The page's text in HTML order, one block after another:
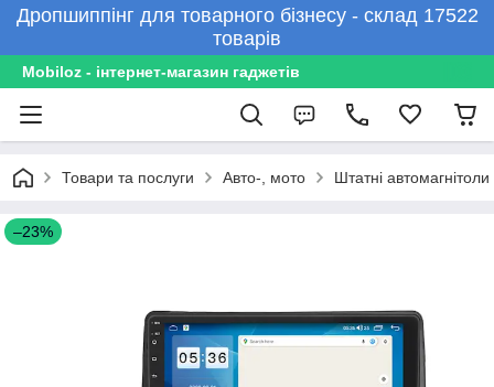
Дропшиппінг для товарного бізнесу - склад 17522
товарів
Mobiloz - інтернет-магазин гаджетів
Товари та послуги Авто-, мото Штатні автомагнітоли
–23%